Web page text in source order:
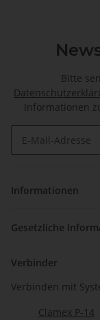
Bitte
Informationen
Informationen
Gesetzliche
Verbinder
Verbinden mit
Clamex P-14